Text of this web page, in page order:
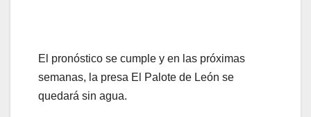
El pronóstico se cumple y en las próximas
semanas, la presa El Palote de León se
quedará sin agua.